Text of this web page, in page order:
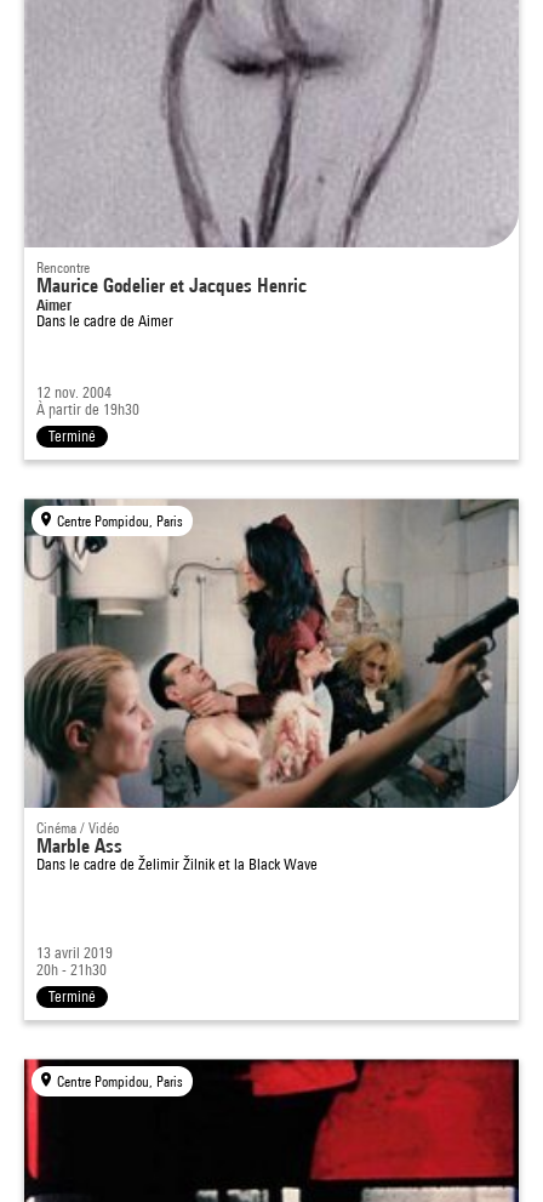
Rencontre
Maurice Godelier et Jacques Henric
Aimer
Dans le cadre de Aimer
12 nov. 2004
À partir de 19h30
Terminé
Centre Pompidou, Paris
Cinéma / Vidéo
Marble Ass
Dans le cadre de Želimir Žilnik et la Black Wave
13 avril 2019
20h - 21h30
Terminé
Centre Pompidou, Paris